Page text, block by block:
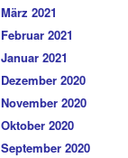
März 2021
Februar 2021
Januar 2021
Dezember 2020
November 2020
Oktober 2020
September 2020